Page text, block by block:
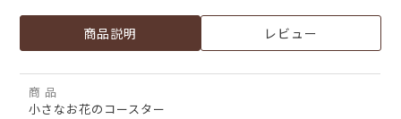
商品説明 レビュー
商 品
小さなお花のコースター